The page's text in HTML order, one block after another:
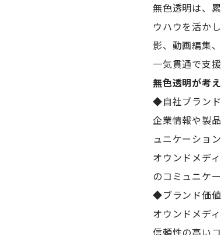
無色透明は、
ウハウを活か
影、動画編集
一気貫通で支
無色透明が考
◆自社ブラン
企業情報や製
ュニケーショ
オウンドメデ
のコミュニケ
◆ブランド価
オウンドメデ
信頼性の高い